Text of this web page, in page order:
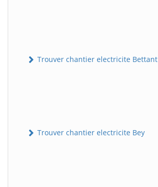
Trouver chantier electricite Bettant
Trouver chantier electricite Bey